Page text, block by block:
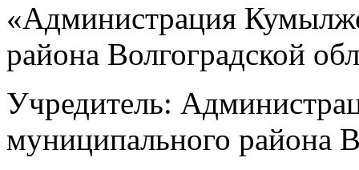
«Администрация
района Волгоградской
Учредитель:
муниципального района